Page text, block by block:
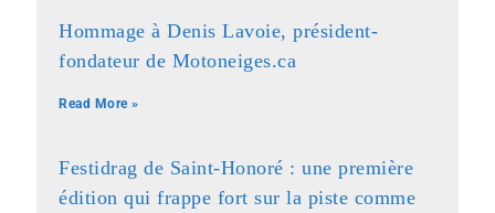
Hommage à Denis Lavoie, président-
fondateur de Motoneiges.ca
Read More »
Festidrag de Saint-Honoré : une première
édition qui frappe fort sur la piste comme